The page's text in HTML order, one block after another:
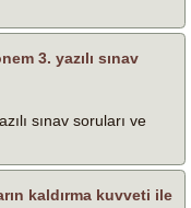
3. yazılı sınav
sınav soruları ve
kaldırma kuvveti ile